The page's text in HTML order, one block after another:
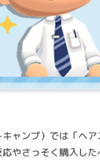
ャンプ）では「ヘ
やさっそく購入し